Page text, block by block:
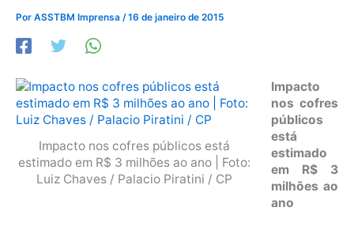
Por ASSTBM Imprensa /16 de janeiro de 2015
Impacto nos cofres públicos está
estimado em R$ 3 milhões ao ano | Foto:
Luiz Chaves / Palacio Piratini / CP
Impacto
nos cofres
públicos
está
estimado
em R$ 3
milhões ao
ano